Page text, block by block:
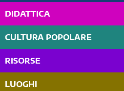
DIDATTICA
CULTURA POPOLARE
RISORSE
LUOGHI